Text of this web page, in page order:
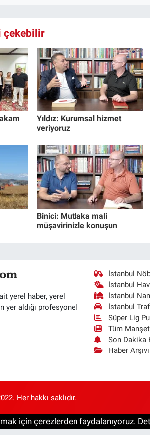
çekebilir
Yıldız: Kurumsal hizmet
veriyoruz
Binici: Mutlaka mali
müşavirinizle konuşun
yerel haber, yerel
aldığı profesyonel
İstanbul
İstanbul
İstanbul
İstanbul
Süper Lig
Tüm
Son Dakika
Haber Arşivi
Her hakkı saklıdır.
için çerezlerden faydalanıyoruz.